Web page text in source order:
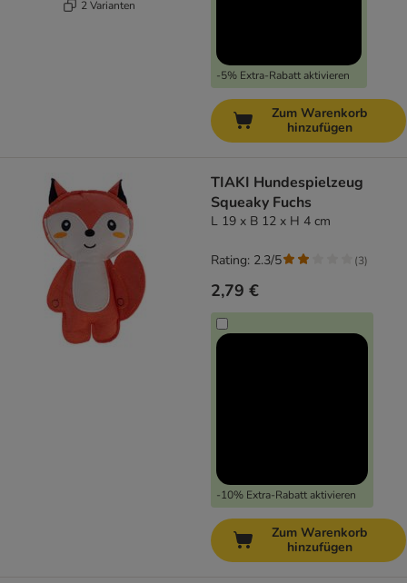
2 Varianten
-5% Extra-Rabatt aktivieren
Zum Warenkorb
hinzufügen
TIAKI Hundespielzeug
Squeaky Fuchs
L 19 x B 12 x H 4 cm
2,79 €
-10% Extra-Rabatt aktivieren
Rating: 2.3/5 (3)
Zum Warenkorb
hinzufügen